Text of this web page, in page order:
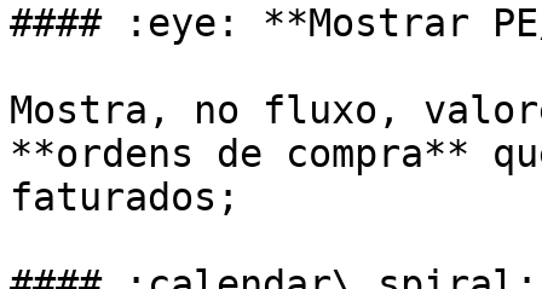
#### :eye: **Mostrar
Mostra, no fluxo,
**ordens de compra**
faturados;